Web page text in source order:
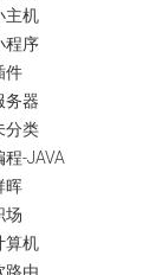
主机
程序
件
务器
分类
程-JAVA
晖
场
算机